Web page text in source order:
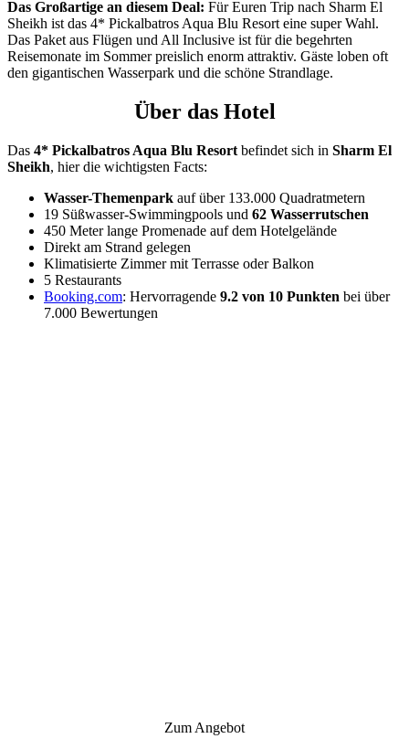
Das Großartige an diesem Deal: Für Euren Trip nach Sharm El
Sheikh ist das 4* Pickalbatros Aqua Blu Resort eine super Wahl.
Das Paket aus Flügen und All Inclusive ist für die begehrten
Reisemonate im Sommer preislich enorm attraktiv. Gäste loben oft
den gigantischen Wasserpark und die schöne Strandlage.
Über das Hotel
Das 4* Pickalbatros Aqua Blu Resort befindet sich in Sharm El
Sheikh, hier die wichtigsten Facts:
Wasser-Themenpark auf über 133.000 Quadratmetern
19 Süßwasser-Swimmingpools und 62 Wasserrutschen
450 Meter lange Promenade auf dem Hotelgelände
Direkt am Strand gelegen
Klimatisierte Zimmer mit Terrasse oder Balkon
5 Restaurants
Booking.com: Hervorragende 9.2 von 10 Punkten bei über
7.000 Bewertungen
Zum Angebot